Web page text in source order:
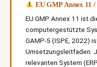
EU GMP Annex 11
EU GMP Annex 11 ist
computergestützte
GAMP-5 (ISPE, 2022)
Umsetzungsleitfaden.
relevanten System